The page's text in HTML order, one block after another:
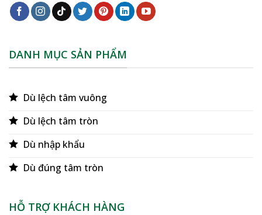
DANH MỤC SẢN PHẨM
Dù lệch tâm vuông
Dù lệch tâm tròn
Dù nhập khẩu
Dù đúng tâm tròn
HỖ TRỢ KHÁCH HÀNG